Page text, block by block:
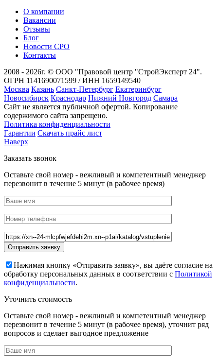
О компании
Вакансии
Отзывы
Блог
Новости СРО
Контакты
2008 - 2026г. © ООО "Правовой центр "СтройЭксперт 24".
ОГРН 1141690071599 / ИНН 1659149540
Москва Казань Санкт-Петербург Екатеринбург
Новосибирск Краснодар Нижний Новгород Самара
Сайт не является публичной офертой. Копирование
содержимого сайта запрещено.
Политика конфиденциальности
Гарантии Скачать прайс лист
Наверх
Заказать звонок
Оставьте свой номер - вежливый и компетентный менеджер
перезвонит в течение 5 минут (в рабочее время)
Нажимая кнопку «Отправить заявку», вы даёте согласие на
обработку персональных данных в соответствии с Политикой
конфиденциальности.
Уточнить стоимость
Оставьте свой номер - вежливый и компетентный менеджер
перезвонит в течение 5 минут (в рабочее время), уточнит ряд
вопросов и сделает выгодное предложение